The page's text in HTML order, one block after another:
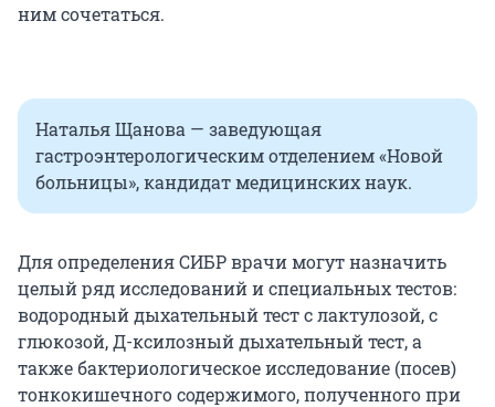
ним сочетаться.
Наталья Щанова — заведующая
гастроэнтерологическим отделением «Новой
больницы», кандидат медицинских наук.
Для определения СИБР врачи могут назначить
целый ряд исследований и специальных тестов:
водородный дыхательный тест с лактулозой, с
глюкозой, Д-ксилозный дыхательный тест, а
также бактериологическое исследование (посев)
тонкокишечного содержимого, полученного при